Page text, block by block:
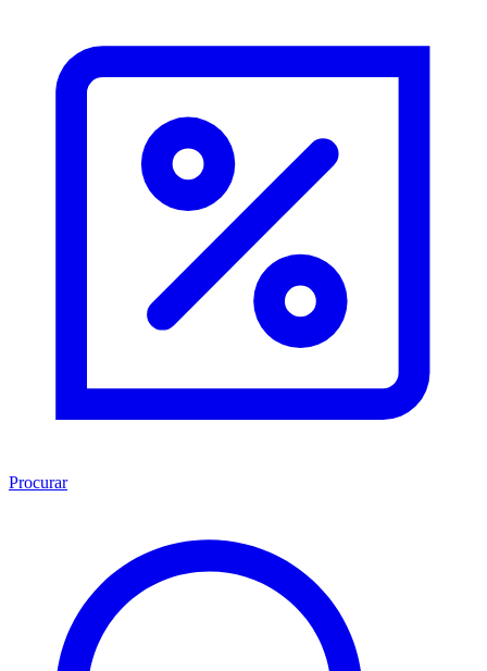
Procurar